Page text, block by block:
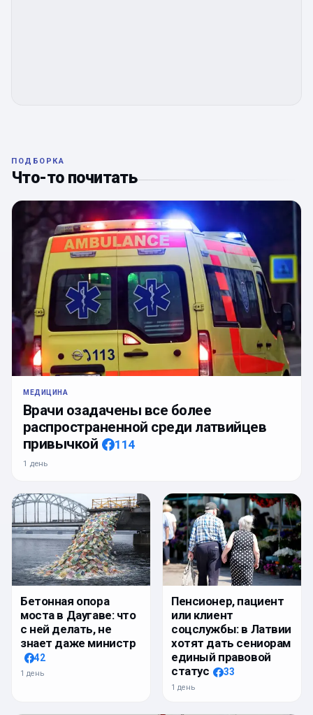
ПОДБОРКА
Что-то почитать
МЕДИЦИНА
Врачи озадачены все более
распространенной среди латвийцев
привычкой
114
1 день
Бетонная опора
моста в Даугаве: что
с ней делать, не
знает даже министр
42
1 день
Пенсионер, пациент
или клиент
соцслужбы: в Латвии
хотят дать сениорам
единый правовой
статус
33
1 день